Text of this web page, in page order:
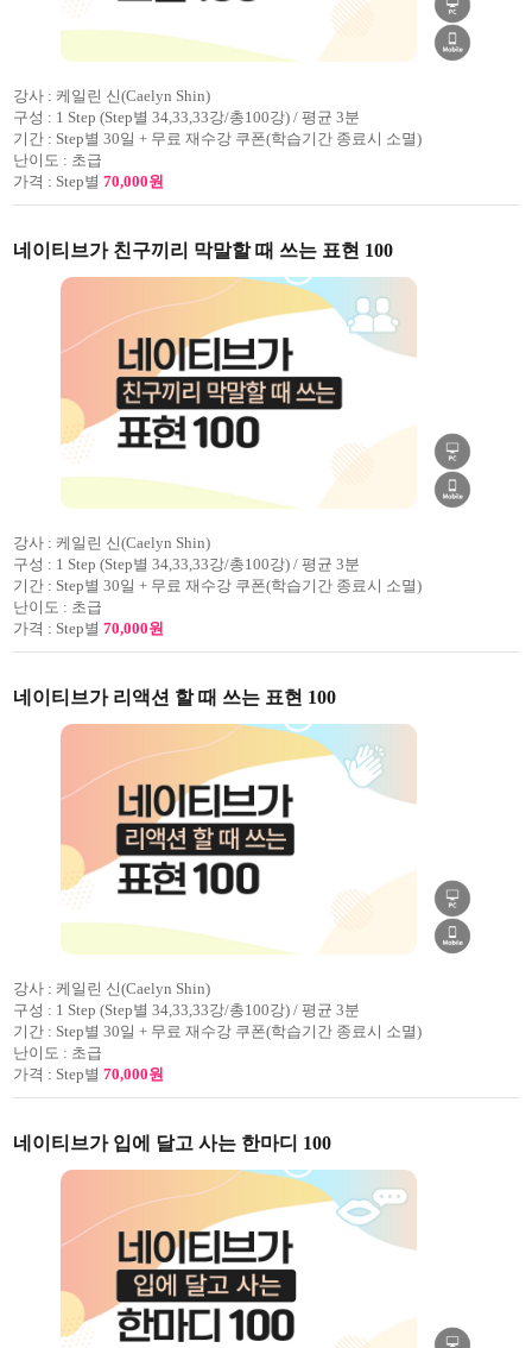
강사 : 케일린 신(Caelyn Shin)
구성 : 1 Step (Step별 34,33,33강/총100강) / 평균 3분
기간 : Step별 30일 + 무료 재수강 쿠폰(학습기간 종료시 소멸)
난이도 : 초급
가격 : Step별 70,000원
네이티브가 친구끼리 막말할 때 쓰는 표현 100
강사 : 케일린 신(Caelyn Shin)
구성 : 1 Step (Step별 34,33,33강/총100강) / 평균 3분
기간 : Step별 30일 + 무료 재수강 쿠폰(학습기간 종료시 소멸)
난이도 : 초급
가격 : Step별 70,000원
네이티브가 리액션 할 때 쓰는 표현 100
강사 : 케일린 신(Caelyn Shin)
구성 : 1 Step (Step별 34,33,33강/총100강) / 평균 3분
기간 : Step별 30일 + 무료 재수강 쿠폰(학습기간 종료시 소멸)
난이도 : 초급
가격 : Step별 70,000원
네이티브가 입에 달고 사는 한마디 100